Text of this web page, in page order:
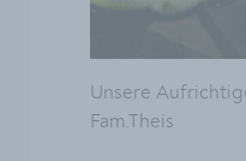
Unsere
Fam.Theis